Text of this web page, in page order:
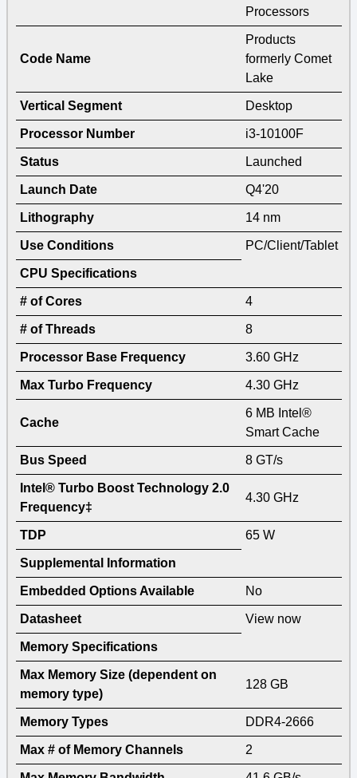
Processors
Code Name
Products
formerly Comet
Lake
Vertical Segment Desktop
Processor Number i3-10100F
Status Launched
Launch Date Q4'20
Lithography 14 nm
Use Conditions PC/Client/Tablet
CPU Specifications
# of Cores 4
# of Threads 8
Processor Base Frequency 3.60 GHz
Max Turbo Frequency 4.30 GHz
Cache
6 MB Intel®
Smart Cache
Bus Speed 8 GT/s
Intel® Turbo Boost Technology 2.0
Frequency‡
4.30 GHz
TDP 65 W
Supplemental Information
Embedded Options Available No
Datasheet View now
Memory Specifications
Max Memory Size (dependent on
memory type)
128 GB
Memory Types DDR4-2666
Max # of Memory Channels 2